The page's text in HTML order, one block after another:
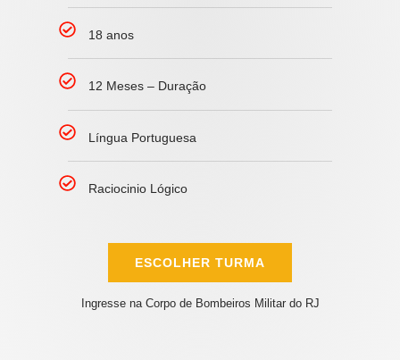
18 anos
12 Meses – Duração
Língua Portuguesa
Raciocinio Lógico
ESCOLHER TURMA
Ingresse na Corpo de Bombeiros Militar do RJ